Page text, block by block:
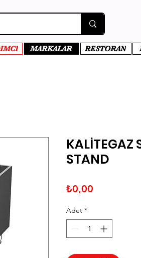
MARKALAR RESTORAN
KALİTEGAZ
STAND
₺0,00
Adet *